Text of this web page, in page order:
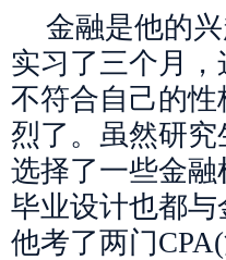
金融是他的
实习了三个月
不符合自己的
烈了。虽然研
选择了一些金
毕业设计也都
他考了两门